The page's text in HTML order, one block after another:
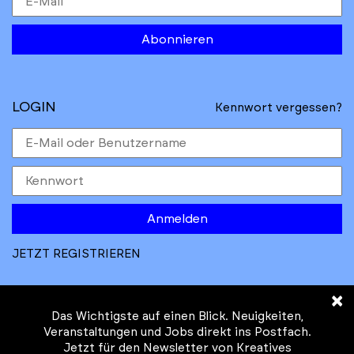
Abonnieren
LOGIN Kennwort vergessen?
Anmelden
JETZT REGISTRIEREN
×
Das Wichtigste auf einen Blick. Neuigkeiten,
Veranstaltungen und Jobs direkt ins Postfach.
Jetzt für den Newsletter von Kreatives